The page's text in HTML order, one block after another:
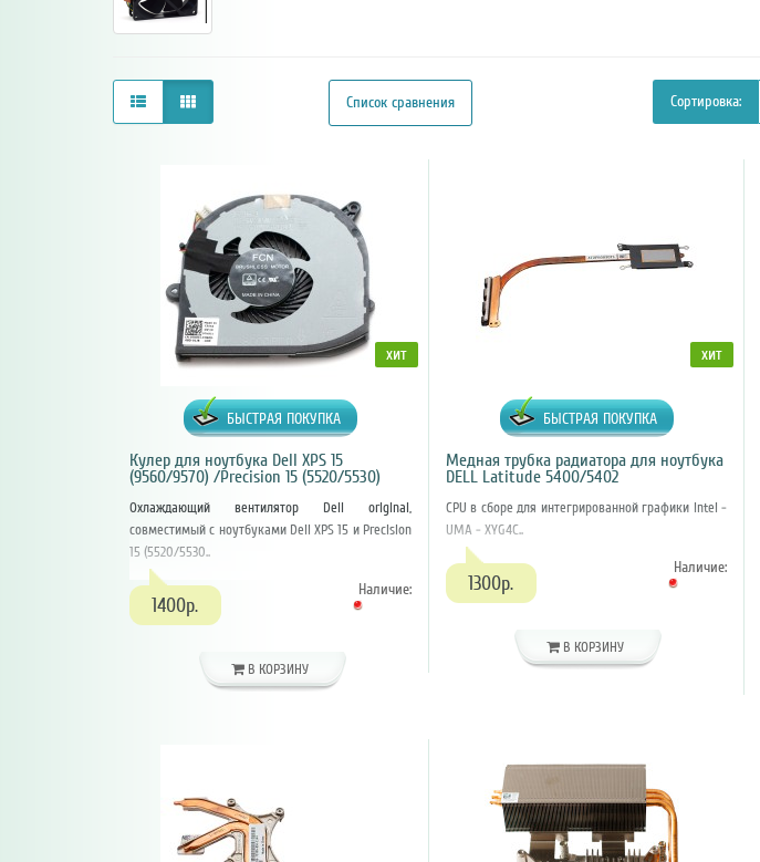
Список сравнения Сортировка:
хит
БЫСТРАЯ ПОКУПКА
Кулер для ноутбука Dell XPS 15
(9560/9570) /Precision 15 (5520/5530)
Охлаждающий вентилятор Dell original,
совместимый с ноутбуками Dell XPS 15 и Precision
15 (5520/5530..
1400р.
Наличие:
В КОРЗИНУ
хит
БЫСТРАЯ ПОКУПКА
Медная трубка радиатора для ноутбука
DELL Latitude 5400/5402
CPU в сборе для интегрированной графики Intel -
UMA - XYG4C..
1300р.
Наличие:
В КОРЗИНУ